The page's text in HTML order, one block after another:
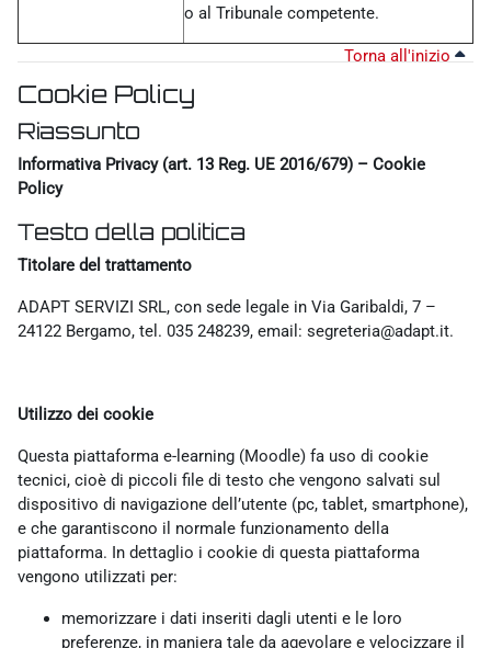
o al Tribunale competente.
Torna all'inizio
Cookie Policy
Riassunto
Informativa Privacy (art. 13 Reg. UE 2016/679) – Cookie
Policy
Testo della politica
Titolare del trattamento
ADAPT SERVIZI SRL, con sede legale in Via Garibaldi, 7 –
24122 Bergamo, tel. 035 248239, email: segreteria@adapt.it.
Utilizzo dei cookie
Questa piattaforma e-learning (Moodle) fa uso di cookie
tecnici, cioè di piccoli file di testo che vengono salvati sul
dispositivo di navigazione dell’utente (pc, tablet, smartphone),
e che garantiscono il normale funzionamento della
piattaforma. In dettaglio i cookie di questa piattaforma
vengono utilizzati per:
memorizzare i dati inseriti dagli utenti e le loro
preferenze, in maniera tale da agevolare e velocizzare il